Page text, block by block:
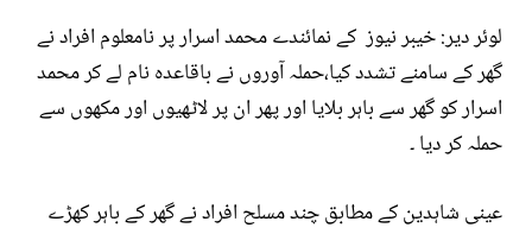
لوئر دیر: خیبر نیوز کے نمائندے محمد اسرار پر نامعلوم افراد نے
گھر کے سامنے تشدد کیا،حملہ آوروں نے باقاعدہ نام لے کر محمد
اسرار کو گھر سے باہر بلایا اور پھر ان پر لاٹھیوں اور مکھوں سے
حملہ کر دیا ۔
عینی شاہدین کے مطابق چند مسلح افراد نے گھر کے باہر کھڑے